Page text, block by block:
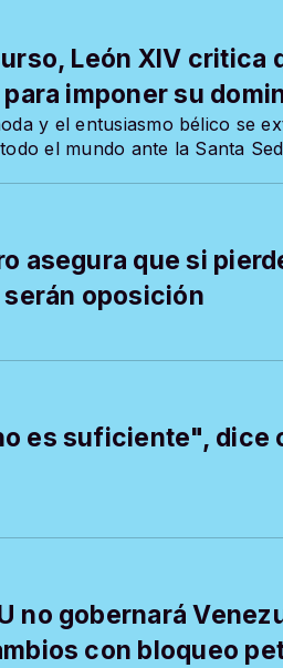
León XIV critica
imponer su
y el entusiasmo bélico se
el mundo ante la Santa
asegura que si
oposición
es suficiente", dice
no gobernará
con bloqueo